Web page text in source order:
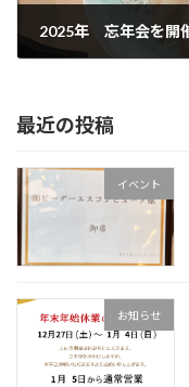
2025年 忘年会を開
最近の投稿
イベント
お知らせ